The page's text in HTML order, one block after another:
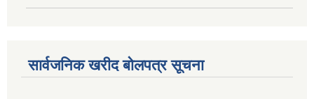
सार्वजनिक खरीद बोलपत्र सूचना